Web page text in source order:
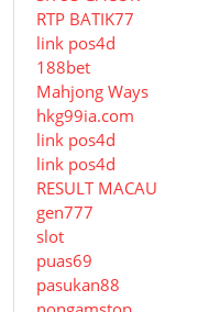
RTP BATIK77
link pos4d
188bet
Mahjong Ways
hkg99ia.com
link pos4d
link pos4d
RESULT MACAU
gen777
slot
puas69
pasukan88